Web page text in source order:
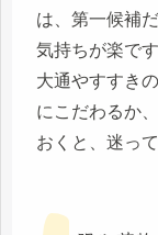
は、第一候補
気持ちが楽で
大通やすすき
にこだわるか
おくと、迷っ